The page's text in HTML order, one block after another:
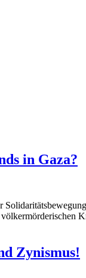
in Gaza?
Zynismus!